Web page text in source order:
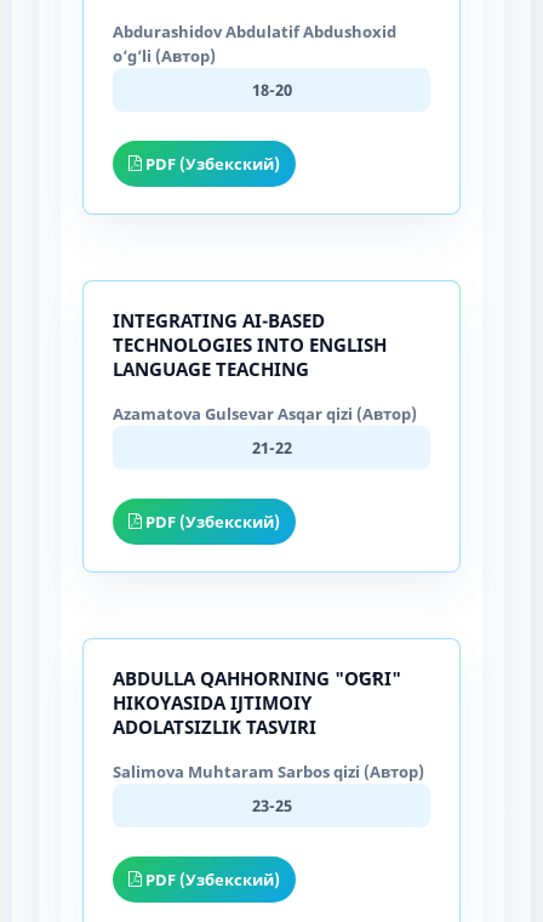
Abdurashidov Abdulatif Abdushoxid
o‘g‘li (Автор)
18-20
PDF (Узбекский)
INTEGRATING AI-BASED
TECHNOLOGIES INTO ENGLISH
LANGUAGE TEACHING
Azamatova Gulsevar Asqar qizi (Автор)
21-22
PDF (Узбекский)
ABDULLA QAHHORNING "OʻGʻRI"
HIKOYASIDA IJTIMOIY
ADOLATSIZLIK TASVIRI
Salimova Muhtaram Sarbos qizi (Автор)
23-25
PDF (Узбекский)